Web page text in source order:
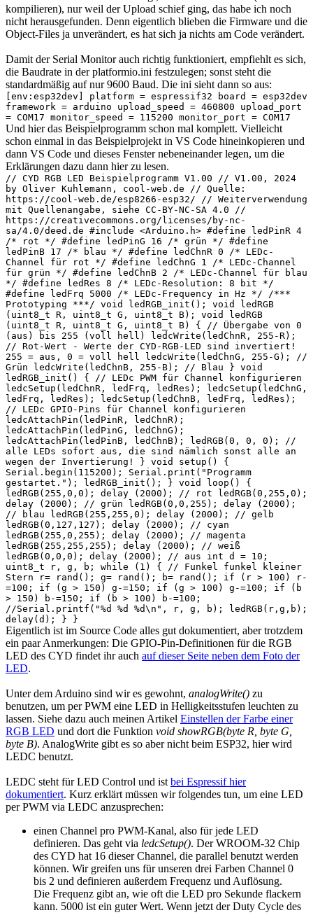
kompilieren), nur weil der Upload schief ging, das habe ich noch
nicht herausgefunden. Denn eigentlich blieben die Firmware und die
Object-Files ja unverändert, es hat sich ja nichts am Code verändert.
Damit der Serial Monitor auch richtig funktioniert, empfiehlt es sich,
die Baudrate in der platformio.ini festzulegen; sonst steht die
standardmäßig auf nur 9600 Baud. Die ini sieht dann so aus:
[env:esp32dev] platform = espressif32 board = esp32dev
framework = arduino upload_speed = 460800 upload_port
= COM17 monitor_speed = 115200 monitor_port = COM17
Und hier das Beispielprogramm schon mal komplett. Vielleicht
schon einmal in das Beispielprojekt in VS Code hineinkopieren und
dann VS Code und dieses Fenster nebeneinander legen, um die
Erklärungen dazu dann hier zu lesen.
// CYD RGB LED Beispielprogramm V1.00 // V1.00, 2024
by Oliver Kuhlemann, cool-web.de // Quelle:
https://cool-web.de/esp8266-esp32/ // Weiterverwendung
mit Quellenangabe, siehe CC-BY-NC-SA 4.0 //
https://creativecommons.org/licenses/by-nc-
sa/4.0/deed.de #include <Arduino.h> #define ledPinR 4
/* rot */ #define ledPinG 16 /* grün */ #define
ledPinB 17 /* blau */ #define ledChnR 0 /* LEDc-
Channel für rot */ #define ledChnG 1 /* LEDc-Channel
für grün */ #define ledChnB 2 /* LEDc-Channel für blau
*/ #define ledRes 8 /* LEDc-Resolution: 8 bit */
#define ledFrq 5000 /* LEDc-Frequency in Hz */ /***
Prototyping ***/ void ledRGB_init(); void ledRGB
(uint8_t R, uint8_t G, uint8_t B); void ledRGB
(uint8_t R, uint8_t G, uint8_t B) { // Übergabe von 0
(aus) bis 255 (voll hell) ledcWrite(ledChnR, 255-R);
// Rot-Wert - Werte der CYD-RGB-LED sind invertiert!
255 = aus, 0 = voll hell ledcWrite(ledChnG, 255-G); //
Grün ledcWrite(ledChnB, 255-B); // Blau } void
ledRGB_init() { // LEDc PWM für Channel konfigurieren
ledcSetup(ledChnR, ledFrq, ledRes); ledcSetup(ledChnG,
ledFrq, ledRes); ledcSetup(ledChnB, ledFrq, ledRes);
// LEDc GPIO-Pins für Channel konfigurieren
ledcAttachPin(ledPinR, ledChnR);
ledcAttachPin(ledPinG, ledChnG);
ledcAttachPin(ledPinB, ledChnB); ledRGB(0, 0, 0); //
alle LEDs sofort aus, die sind nämlich sonst alle an
wegen der Invertierung! } void setup() {
Serial.begin(115200); Serial.print("Programm
gestartet."); ledRGB_init(); } void loop() {
ledRGB(255,0,0); delay (2000); // rot ledRGB(0,255,0);
delay (2000); // grün ledRGB(0,0,255); delay (2000);
// blau ledRGB(255,255,0); delay (2000); // gelb
ledRGB(0,127,127); delay (2000); // cyan
ledRGB(255,0,255); delay (2000); // magenta
ledRGB(255,255,255); delay (2000); // weiß
ledRGB(0,0,0); delay (2000); // aus int d = 10;
uint8_t r, g, b; while (1) { // Funkel funkel kleiner
Stern r= rand(); g= rand(); b= rand(); if (r > 100) r-
=100; if (g > 150) g-=150; if (g > 100) g-=100; if (b
> 150) b-=150; if (b > 100) b-=100;
//Serial.printf("%d %d %d\n", r, g, b); ledRGB(r,g,b);
delay(d); } }
Eigentlich ist im Source Code alles gut dokumentiert, aber trotzdem
ein paar Anmerkungen: Die GPIO-Pin-Definitionen für die RGB
LED des CYD findet ihr auch auf dieser Seite neben dem Foto der
LED.
Unter dem Arduino sind wir es gewohnt, analogWrite() zu
benutzen, um per PWM eine LED in Helligkeitsstufen leuchten zu
lassen. Siehe dazu auch meinen Artikel Einstellen der Farbe einer
RGB LED und dort die Funktion void showRGB(byte R, byte G,
byte B). AnalogWrite gibt es so aber nicht beim ESP32, hier wird
LEDC benutzt.
LEDC steht für LED Control und ist bei Espressif hier
dokumentiert. Kurz erklärt müssen wir folgendes tun, um eine LED
per PWM via LEDC anzusprechen:
einen Channel pro PWM-Kanal, also für jede LED
definieren. Das geht via ledcSetup(). Der WROOM-32 Chip
des CYD hat 16 dieser Channel, die parallel benutzt werden
können. Wir greifen uns für unseren drei Farben Channel 0
bis 2 und definieren außerdem Frequenz und Auflösung.
Die Frequenz gibt an, wie oft die LED pro Sekunde flackern
kann. 5000 ist ein guter Wert. Wenn jetzt der Duty Cycle des